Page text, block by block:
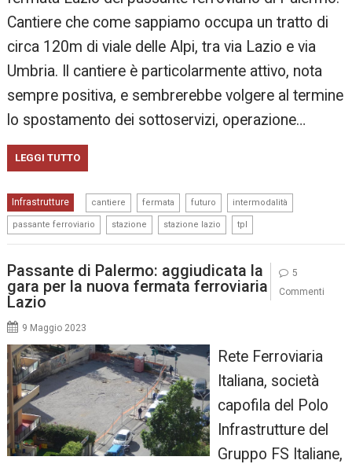
Cantiere che come sappiamo occupa un tratto di
circa 120m di viale delle Alpi, tra via Lazio e via
Umbria. Il cantiere è particolarmente attivo, nota
sempre positiva, e sembrerebbe volgere al termine
lo spostamento dei sottoservizi, operazione…
LEGGI TUTTO
Infrastrutture cantiere fermata futuro intermodalità
passante ferroviario stazione stazione lazio tpl
Passante di Palermo: aggiudicata la
gara per la nuova fermata ferroviaria
Lazio
9 Maggio 2023
Rete Ferroviaria
Italiana, società
capofila del Polo
Infrastrutture del
Gruppo FS Italiane,
5
Commenti